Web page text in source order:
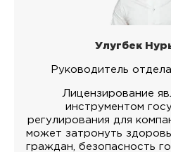
Улугбек
Руководитель
Лицензирование
инструментом
регулирования для
может затронуть
граждан, безопасность